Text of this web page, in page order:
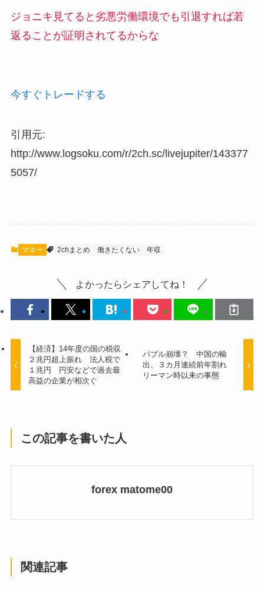
ジョニキ見てると劣悪労働環境でも引退すれば若
返ることが証明されてるからな
今すぐトレードする
引用元:
http://www.logsoku.com/r/2ch.sc/livejupiter/143377
5057/
マネー 2chまとめ 働きたくない 年収
よかったらシェアしてね！
【経済】14年度の国の税収
２兆円超上振れ 法人税で
１兆円 円安などで過去最
高益の企業が相次ぐ
バブル崩壊？ 中国の輸
出、３カ月連続前年割れ
リーマン時以来の事態
この記事を書いた人
forex matome00
関連記事